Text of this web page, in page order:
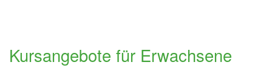
Kursangebote für Erwachsene